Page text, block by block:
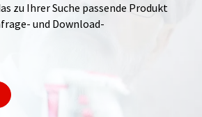
zu Ihrer Suche passende Produkt
und Download-